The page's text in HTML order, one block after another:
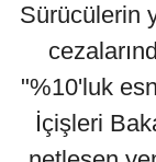
Sürücülerin
"%10'luk
İçişleri